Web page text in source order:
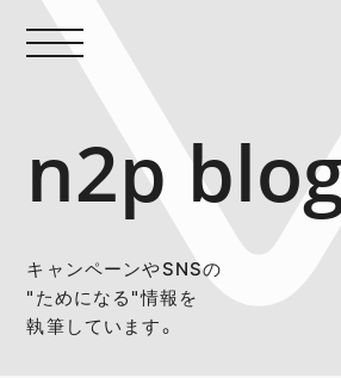
n2p
キャンペーンやSNSの
"ためになる"情報を
執筆しています。